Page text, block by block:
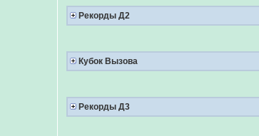
Рекорды Д2
Кубок Вызова
Рекорды Д3